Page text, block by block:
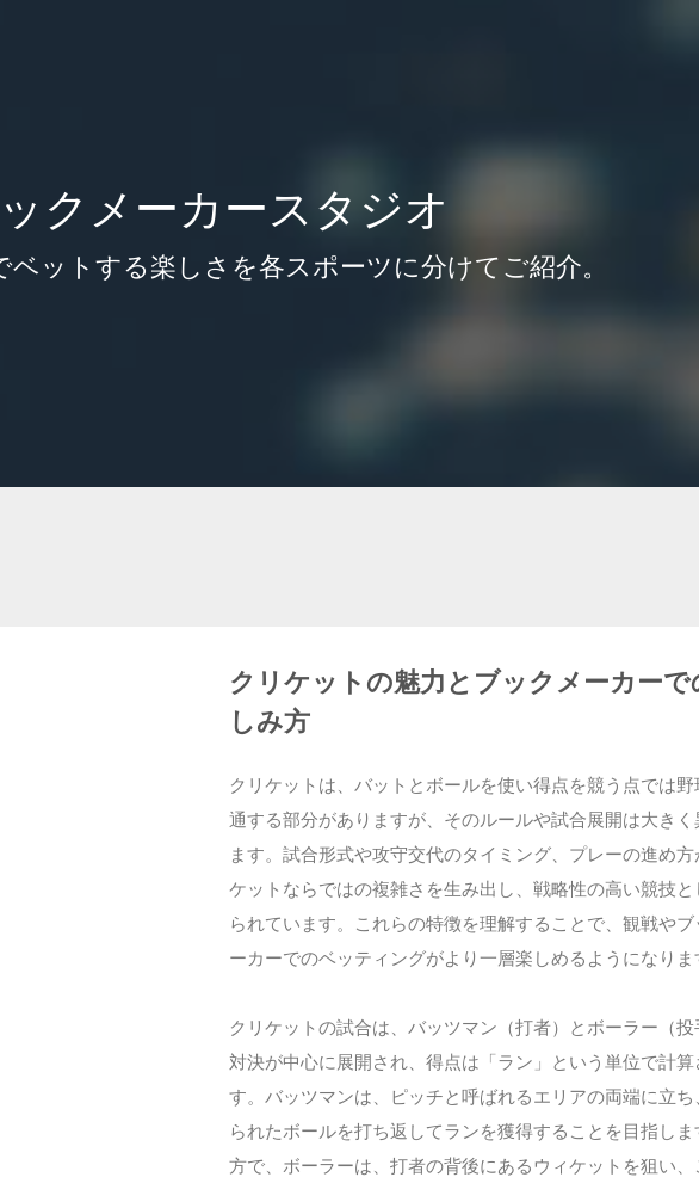
クメーカースタジオ
ットする楽しさを各スポーツに分けてご紹介。
クリケットの魅力とブックメーカーで
しみ方
クリケットは、バットとボールを使い得点を競う点では野
通する部分がありますが、そのルールや試合展開は大きく
ます。試合形式や攻守交代のタイミング、プレーの進め方
ケットならではの複雑さを生み出し、戦略性の高い競技と
られています。これらの特徴を理解することで、観戦やブ
ーカーでのベッティングがより一層楽しめるようになりま
クリケットの試合は、バッツマン（打者）とボーラー（投
対決が中心に展開され、得点は「ラン」という単位で計算
す。バッツマンは、ピッチと呼ばれるエリアの両端に立ち
られたボールを打ち返してランを獲得することを目指しま
方で、ボーラーは、打者の背後にあるウィケットを狙い、